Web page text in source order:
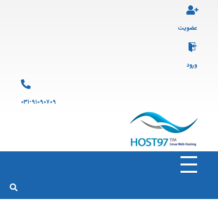
عضویت
ورود
۰۳۱-۹۱۰۹۰۷۰۹
هاست ۹۷ارائه سرویس هاست لینوکس و ثبت دامنه